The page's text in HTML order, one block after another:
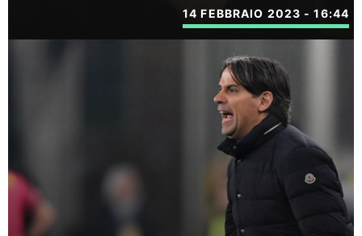
14 FEBBRAIO 2023 - 16:44